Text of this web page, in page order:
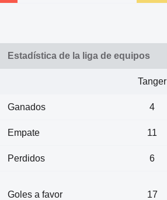
Estadística de la liga de equipos
Tanger
Ganados 4
Empate 11
Perdidos 6
Goles a favor 17